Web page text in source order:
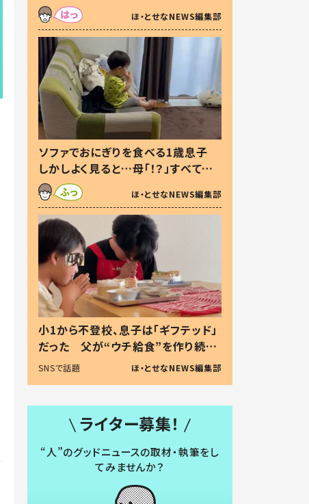
た本音とは
ほ・とせなNEWS編集部
ソファでおにぎりを食べる1歳息子
しかしよく見ると…母「！？」すべてを
察した母の投稿に「可愛いから許
す！」「現行犯〜」
ほ・とせなNEWS編集部
小1から不登校、息子は「ギフテッド」
だった 父が“ウチ給食”を作り続け
る理由とは #令和の親 #令和の子
SNSで話題 ほ・とせなNEWS編集部
ライター募集！
“人”のグッドニュースの取材・執筆をし
てみませんか？